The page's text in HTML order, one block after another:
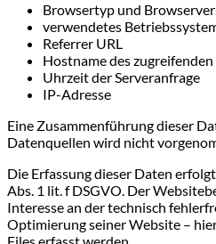
Browsertyp und
verwendetes
Referrer URL
Hostname des zugreifenden
Uhrzeit der Serveranfrage
IP-Adresse
Eine Zusammenführung dieser
Datenquellen wird nicht
Die Erfassung dieser Daten
Abs. 1 lit. f DSGVO. Der
Interesse an der technisch
Optimierung seiner Website –